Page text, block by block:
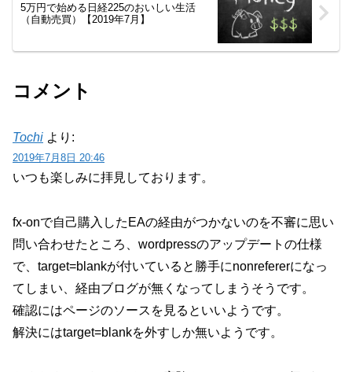
5万円で始める日経225のおいしい生活
（自動売買）【2019年7月】
コメント
Tochi より:
2019年7月8日 20:46
いつも楽しみに拝見しております。
fx-onで自己購入したEAの経由がつかないのを不審に思い
問い合わせたところ、wordpressのアップデートの仕様
で、target=blankが付いていると勝手にnonrefererになっ
てしまい、経由ブログが無くなってしまうそうです。
確認にはページのソースを見るといいようです。
解決にはtarget=blankを外すしか無いようです。